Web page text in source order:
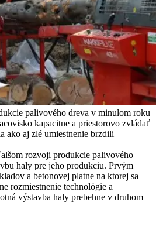
palivového dreva v minulom roku
kapacitne a priestorovo zvládať
ako aj zlé umiestnenie brzdili
rozvoji produkcie palivového
haly pre jeho produkciu. Prvým
a betonovej platne na ktorej sa
rozmiestnenie technológie a
výstavba haly prebehne v druhom